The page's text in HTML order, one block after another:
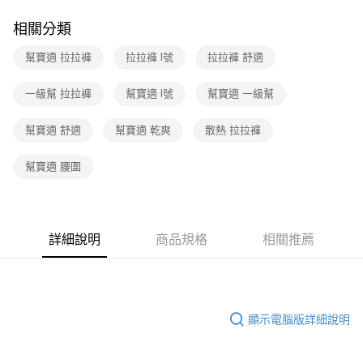
相關分類
幫寶適 拉拉褲 拉拉褲 l號 拉拉褲 舒適
一級幫 拉拉褲 幫寶適 l號 幫寶適 一級幫
幫寶適 舒適 幫寶適 乾爽 散熱 拉拉褲
幫寶適 腰圍
詳細說明 商品規格 相關推薦
顯示電腦版詳細說明